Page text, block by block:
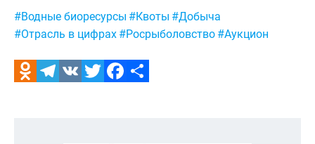
Метки:
#Водные биоресурсы #Квоты #Добыча
#Отрасль в цифрах #Росрыболовство #Аукцион